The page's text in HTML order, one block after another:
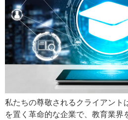
私たちの尊敬されるクライアント
を置く革命的な企業で、教育業界